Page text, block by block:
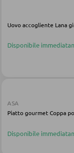
Luci
Disponibile
ASA
Disponibile